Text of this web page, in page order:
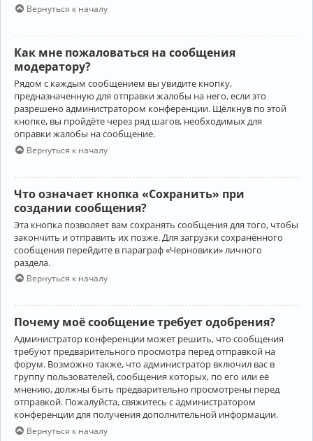
Вернуться к началу
Как мне пожаловаться на сообщения
модератору?
Рядом с каждым сообщением вы увидите кнопку,
предназначенную для отправки жалобы на него, если это
разрешено администратором конференции. Щёлкнув по этой
кнопке, вы пройдёте через ряд шагов, необходимых для
оправки жалобы на сообщение.
Вернуться к началу
Что означает кнопка «Сохранить» при
создании сообщения?
Эта кнопка позволяет вам сохранять сообщения для того, чтобы
закончить и отправить их позже. Для загрузки сохранённого
сообщения перейдите в параграф «Черновики» личного
раздела.
Вернуться к началу
Почему моё сообщение требует одобрения?
Администратор конференции может решить, что сообщения
требуют предварительного просмотра перед отправкой на
форум. Возможно также, что администратор включил вас в
группу пользователей, сообщения которых, по его или её
мнению, должны быть предварительно просмотрены перед
отправкой. Пожалуйста, свяжитесь с администратором
конференции для получения дополнительной информации.
Вернуться к началу